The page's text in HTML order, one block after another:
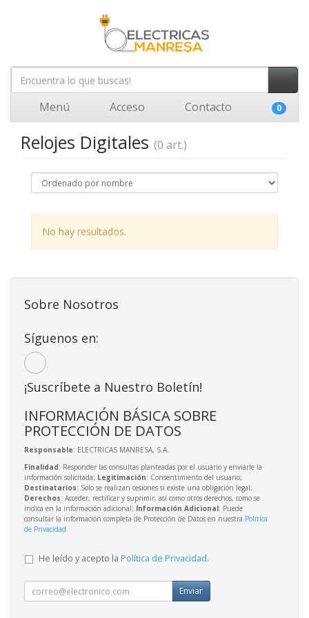
Menú Acceso Contacto 0
Relojes Digitales (0 art.)
No hay resultados.
Sobre Nosotros
Síguenos en:
¡Suscríbete a Nuestro Boletín!
INFORMACIÓN BÁSICA SOBRE
PROTECCIÓN DE DATOS
Responsable: ELECTRICAS MANRESA, S.A.
Finalidad: Responder las consultas planteadas por el usuario y enviarle la
información solicitada; Legitimación: Consentimiento del usuario;
Destinatarios: Solo se realizan cesiones si existe una obligación legal;
Derechos: Acceder, rectificar y suprimir, así como otros derechos, como se
indica en la información adicional; Información Adicional: Puede
consultar la información completa de Protección de Datos en nuestra Política
de Privacidad.
He leído y acepto la Política de Privacidad.
Enviar